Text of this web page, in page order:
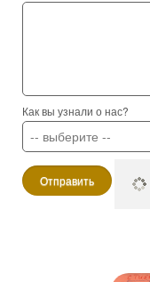
Как вы узнали о нас?
Отправить